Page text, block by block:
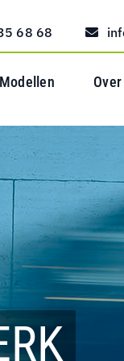
68 68
Modellen